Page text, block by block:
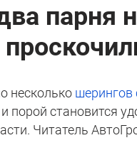
парня
несколько шерингов
порой становится
Читатель